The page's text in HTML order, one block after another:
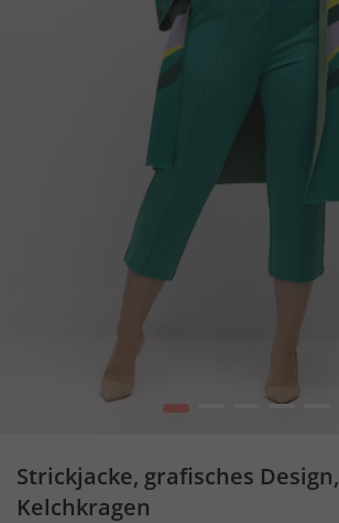
1
Strickjacke, grafisches Design,
Kelchkragen